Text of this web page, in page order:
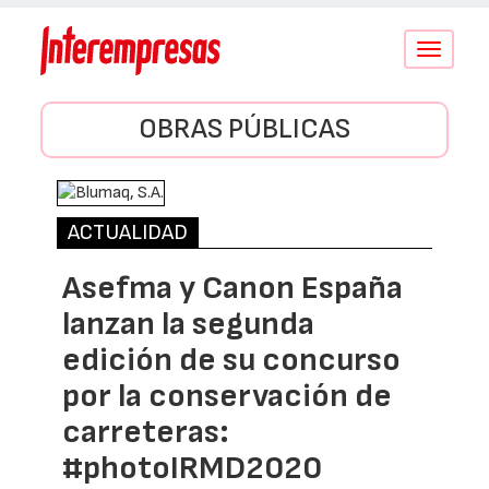
Conmutar
OBRAS PÚBLICAS
ACTUALIDAD
Asefma y Canon España
lanzan la segunda
edición de su concurso
por la conservación de
carreteras:
#photoIRMD2020